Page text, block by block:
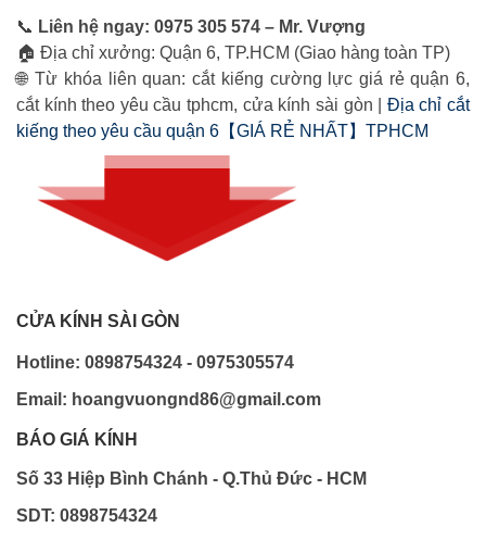
📞 Liên hệ ngay: 0975 305 574 – Mr. Vượng
🏠 Địa chỉ xưởng: Quận 6, TP.HCM (Giao hàng toàn TP)
🌐 Từ khóa liên quan: cắt kiếng cường lực giá rẻ quận 6,
cắt kính theo yêu cầu tphcm, cửa kính sài gòn | Địa chỉ cắt
kiếng theo yêu cầu quận 6【GIÁ RẺ NHẤT】TPHCM
CỬA KÍNH SÀI GÒN
Hotline: 0898754324 - 0975305574
Email: hoangvuongnd86@gmail.com
BÁO GIÁ KÍNH
Số 33 Hiệp Bình Chánh - Q.Thủ Đức - HCM
SDT: 0898754324